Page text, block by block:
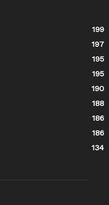
199
197
195
195
190
188
186
186
134